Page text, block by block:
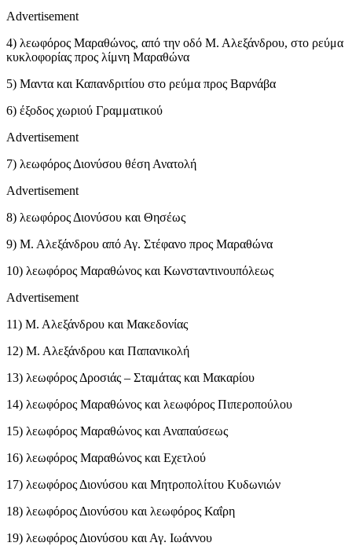
Advertisement
4) λεωφόρος Μαραθώνος, από την οδό Μ. Αλεξάνδρου, στο ρεύμα
κυκλοφορίας προς λίμνη Μαραθώνα
5) Μαντα και Καπανδριτίου στο ρεύμα προς Βαρνάβα
6) έξοδος χωριού Γραμματικού
Advertisement
7) λεωφόρος Διονύσου θέση Ανατολή
Advertisement
8) λεωφόρος Διονύσου και Θησέως
9) Μ. Αλεξάνδρου από Αγ. Στέφανο προς Μαραθώνα
10) λεωφόρος Μαραθώνος και Κωνσταντινουπόλεως
Advertisement
11) Μ. Αλεξάνδρου και Μακεδονίας
12) Μ. Αλεξάνδρου και Παπανικολή
13) λεωφόρος Δροσιάς – Σταμάτας και Μακαρίου
14) λεωφόρος Μαραθώνος και λεωφόρος Πιπεροπούλου
15) λεωφόρος Μαραθώνος και Αναπαύσεως
16) λεωφόρος Μαραθώνος και Εχετλού
17) λεωφόρος Διονύσου και Μητροπολίτου Κυδωνιών
18) λεωφόρος Διονύσου και λεωφόρος Καΐρη
19) λεωφόρος Διονύσου και Αγ. Ιωάννου